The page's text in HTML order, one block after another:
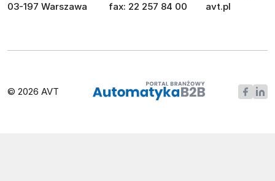
03-197 Warszawa
fax: 22 257 84 00
avt.pl
© 2026 AVT